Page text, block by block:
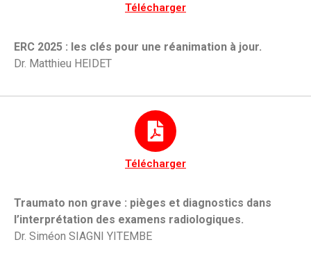
Télécharger
ERC 2025 : les clés pour une réanimation à jour.
Dr. Matthieu HEIDET
Télécharger
Traumato non grave : pièges et diagnostics dans
l’interprétation des examens radiologiques.
Dr. Siméon SIAGNI YITEMBE